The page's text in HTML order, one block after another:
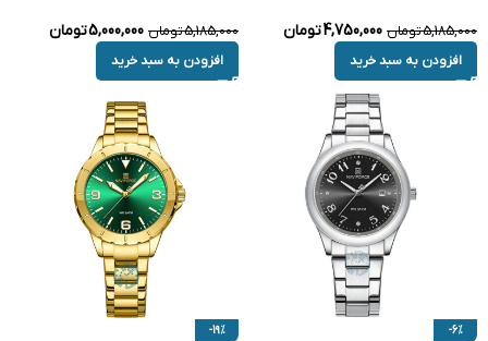
5,185,000تومان 4,750,000تومان
افزودن به سبد خرید
5,185,000تومان 5,000,000تومان
افزودن به سبد خرید
-6%
-19%